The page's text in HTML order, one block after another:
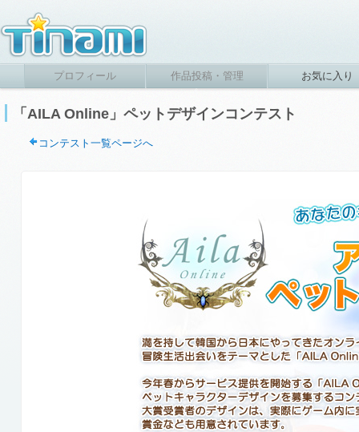
プロフィール 作品投稿・管理 お気に入り
「AILA Online」ペットデザインコンテスト
コンテスト一覧ページへ